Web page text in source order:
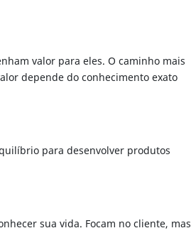
valor para eles. O caminho mais
depende do conhecimento exato
para desenvolver produtos
sua vida. Focam no cliente, mas